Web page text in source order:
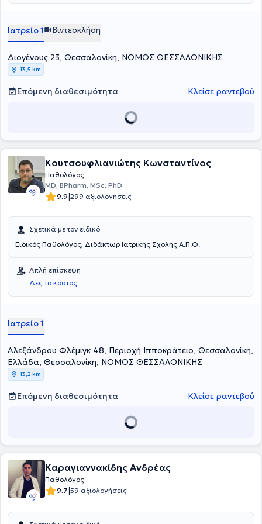
Διαβήτης, Αρτηριακή
Προληπτικής Ιατρικής,Επειγόντων Περιστατικών, Επισκέψεις Κατ'
Οίκον, Εμβολιασμοί,Συνταγογράφηση Φαρμάκων & Εξετάσεων
Απαγωγής,Καρδιογράφημα, Μικροχειρουργικά , Τραύματα |
Αλλαγές. Το Ωράριο ισχύει με ραντεβού ενώ οι Κυριακές μόνο για
Επείγοντα περιστατικά μετά επικοινωνίας με τον γιατρό.
Ιατρείο 1 Βιντεοκλήση
Διογένους 23, Θεσσαλονίκη, ΝΟΜΟΣ ΘΕΣΣΑΛΟΝΙΚΗΣ
13,5 km
Επόμενη διαθεσιμότητα Κλείσε ραντεβού
Κουτσουφλιανιώτης Κωνσταντίνος
Παθολόγος
MD, BPharm, MSc, PhD
9.9|299 αξιολογήσεις
Σχετικά με τον ειδικό
Ειδικός Παθολόγος, Διδάκτωρ Ιατρικής Σχολής Α.Π.Θ.
Απλή επίσκεψη
Δες το κόστος
Ιατρείο 1
Αλεξάνδρου Φλέμιγκ 48, Περιοχή Ιπποκράτειο, Θεσσαλονίκη,
Ελλάδα, Θεσσαλονίκη, ΝΟΜΟΣ ΘΕΣΣΑΛΟΝΙΚΗΣ
13,2 km
Επόμενη διαθεσιμότητα Κλείσε ραντεβού
Καραγιαννακίδης Ανδρέας
Παθολόγος
9.7|59 αξιολογήσεις